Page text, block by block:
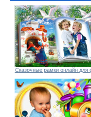
Сказочные рамки онлайн для